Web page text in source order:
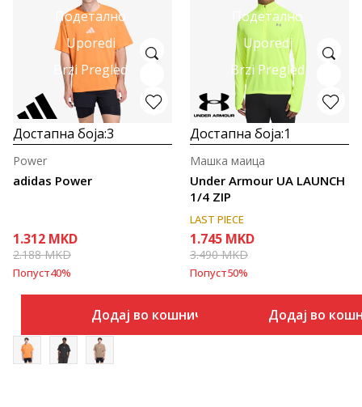
Подетално
Uporedi
Brzi Pregled
Достапна боја:3
adidas Power
Power
1.312 MKD
2.188MKD
Попуст40%
Додај во кошничка
Подетално
Uporedi
Brzi Pregled
Достапна боја:1
Under Armour UA LAUNCH
1/4 ZIP
Машка маица
LAST PIECE
1.745 MKD
3.490MKD
Попуст50%
Додај во